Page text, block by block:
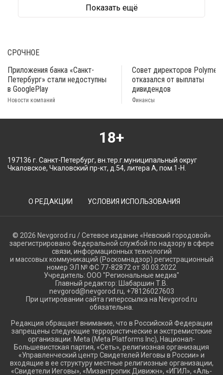
Показать ещё
СРОЧНОЕ
Приложения банка «Санкт-
Петербург» стали недоступны
в GooglePlay
Новости компаний
Совет директоров
отказался от выплаты
дивидендов
Финансы
18+
197136 г. Санкт-Петербург, вн.тер.г.муниципальный округ
Чкаловское, Чкаловский пр-кт, д.54, литера А, пом.1-Н.
О РЕДАКЦИИ УСЛОВИЯ ИСПОЛЬЗОВАНИЯ
© 2026 Nevgorod.ru / Сетевое издание «Невский городовой»
зарегистрировано Федеральной службой по надзору в сфере
связи, информационных технологий
и массовых коммуникаций (Роскомнадзор) регистрационный
номер ЭЛ № ФС 77-82872 от 30.03.2022
Учредитель: ООО "Региональные медиа"
Главный редактор: Шабаршин Т.В.
nevgorod@nevgorod.ru, +78126027603
При цитировании сайта гиперссылка на Nevgorod.ru
обязательна.
Редакция обращает внимание, что в Российской Федерации
запрещены следующие террористические и экстремистские
организации: Meta (Meta Platforms Inc), Национал-
Большевистская партия, «Сеть», религиозная организация
«Управленческий центр Свидетелей Иеговы в России» и
входящие в ее структуру местные религиозные организации,
«Свидетели Иеговы», «Мизантропик Дивижн», «ИГИЛ», «Аль-